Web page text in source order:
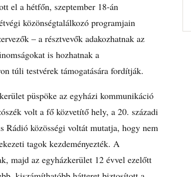
el a hétfőn, szeptember 18-án
közönségtalálkozó programjain
– a résztvevők adakozhatnak az
is hozhatnak a
túli testvérek támogatására fordítják.
püspöke az egyházi kommunikáció
volt a fő közvetítő hely, a 20. századi
Rádió közösségi voltát mutatja, hogy nem
tagok kezdeményezték. A
majd az egyházkerület 12 évvel ezelőtt